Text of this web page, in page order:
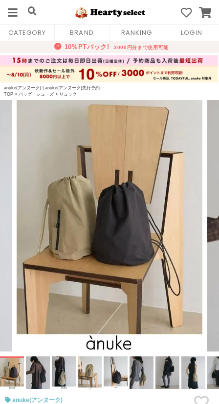
CATEGORY BRAND RANKING LOGIN
anuke(アンヌーク)
anuke(アンヌーク)先行予約
TOP > バッグ・シューズ > リュック
anuke(アンヌーク)